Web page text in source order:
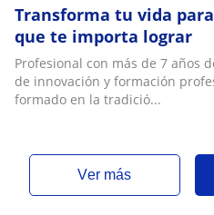
Transforma tu vida
que te importa lograr
Profesional con más de 7 años
de innovación y formación
formado en la tradició...
ver más